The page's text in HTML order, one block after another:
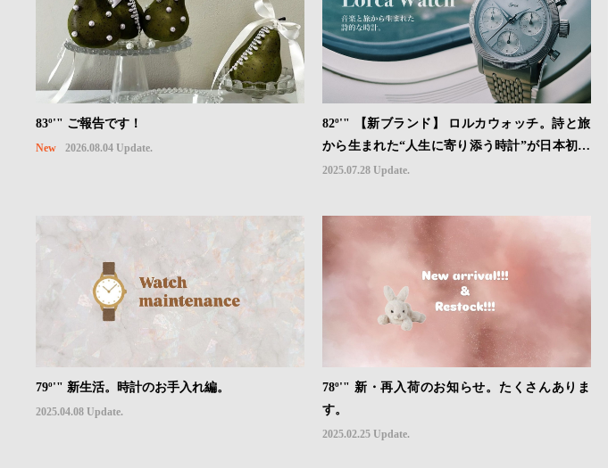
83º'" ご報告です！
New 2026.08.04 Update.
82º'" 【新ブランド】 ロルカウォッチ。詩と旅
から生まれた“人生に寄り添う時計”が日本初上
陸。
2025.07.28 Update.
79º'" 新生活。時計のお手入れ編。
2025.04.08 Update.
78º'" 新・再入荷のお知らせ。たくさんありま
す。
2025.02.25 Update.